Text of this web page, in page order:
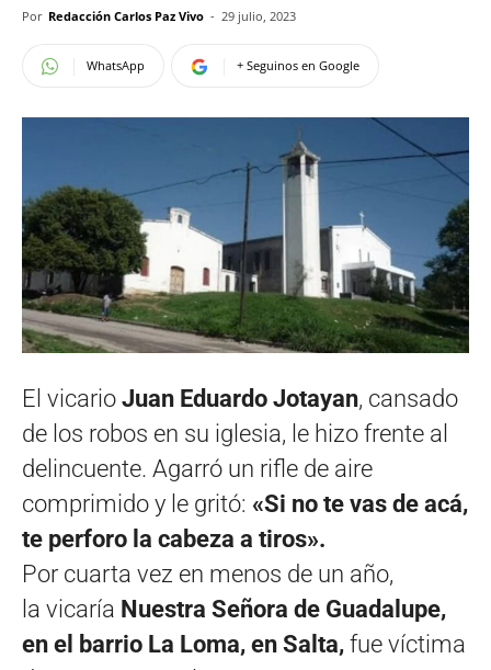
Por Redacción Carlos Paz Vivo - 29 julio, 2023
WhatsApp + Seguinos en Google
El vicario Juan Eduardo Jotayan, cansado
de los robos en su iglesia, le hizo frente al
delincuente. Agarró un rifle de aire
comprimido y le gritó: «Si no te vas de acá,
te perforo la cabeza a tiros».
Por cuarta vez en menos de un año,
la vicaría Nuestra Señora de Guadalupe,
en el barrio La Loma, en Salta, fue víctima